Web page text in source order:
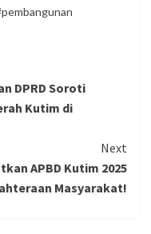
DPRD Soroti
Kutim di
Next
APBD Kutim 2025
Masyarakat!